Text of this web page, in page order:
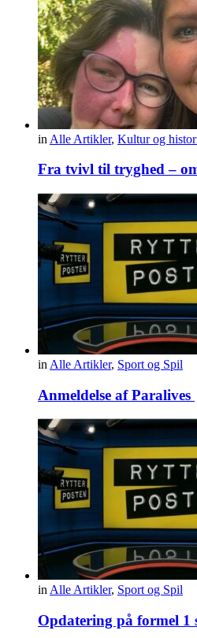
in Alle Artikler, Kultur og
Fra tvivl til tryghed –
in Alle Artikler, Sport og Spil
Anmeldelse af Paralives
inAlle Artikler, Sport og Spil
Opdatering på formel 1